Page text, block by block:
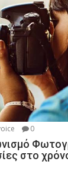
0
στο